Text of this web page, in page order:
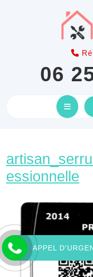
06
essionnelle
APPEL